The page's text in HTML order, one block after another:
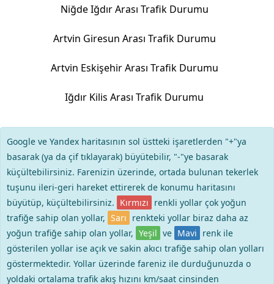
Niğde Iğdır Arası Trafik Durumu
Artvin Giresun Arası Trafik Durumu
Artvin Eskişehir Arası Trafik Durumu
Iğdır Kilis Arası Trafik Durumu
Google ve Yandex haritasının sol üstteki işaretlerden "+"ya
basarak (ya da çif tıklayarak) büyütebilir, "-"ye basarak
küçültebilirsiniz. Farenizin üzerinde, ortada bulunan tekerlek
tuşunu ileri-geri hareket ettirerek de konumu haritasını
büyütüp, küçültebilirsiniz. Kırmızı renkli yollar çok yoğun
trafiğe sahip olan yollar, Sarı renkteki yollar biraz daha az
yoğun trafiğe sahip olan yollar, Yeşil ve Mavi renk ile
gösterilen yollar ise açık ve sakin akıcı trafiğe sahip olan yolları
göstermektedir. Yollar üzerinde fareniz ile durduğunuzda o
yoldaki ortalama trafik akış hızını km/saat cinsinden